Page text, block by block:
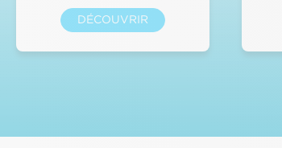
DÉCOUVRIR